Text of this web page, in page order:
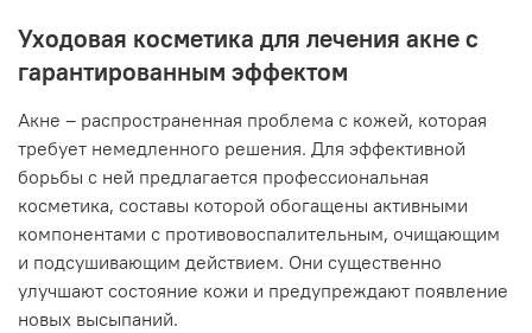
Уходовая косметика для лечения акне с
гарантированным эффектом
Акне – распространенная проблема с кожей, которая
требует немедленного решения. Для эффективной
борьбы с ней предлагается профессиональная
косметика, составы которой обогащены активными
компонентами с противовоспалительным, очищающим
и подсушивающим действием. Они существенно
улучшают состояние кожи и предупреждают появление
новых высыпаний.